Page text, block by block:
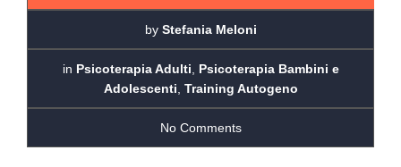
by Stefania Meloni
in Psicoterapia Adulti, Psicoterapia Bambini e
Adolescenti, Training Autogeno
No Comments